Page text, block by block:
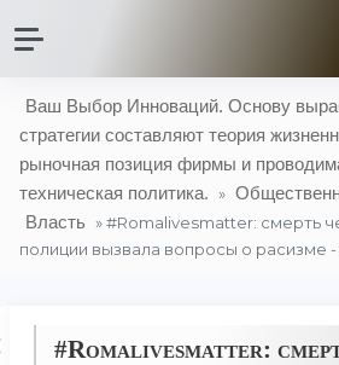
Ваш Выбор Инноваций. Основу
стратегии составляют теория
рыночная позиция фирмы и
техническая политика. »
Власть » #Romalivesmatter: смерть
полиции вызвала вопросы о расизме -
#Romalivesmatter: